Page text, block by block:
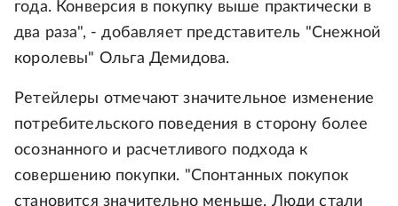
года. Конверсия в покупку выше практически в
два раза", - добавляет представитель "Снежной
королевы" Ольга Демидова.
Ретейлеры отмечают значительное изменение
потребительского поведения в сторону более
осознанного и расчетливого подхода к
совершению покупки. "Спонтанных покупок
становится значительно меньше. Люди стали